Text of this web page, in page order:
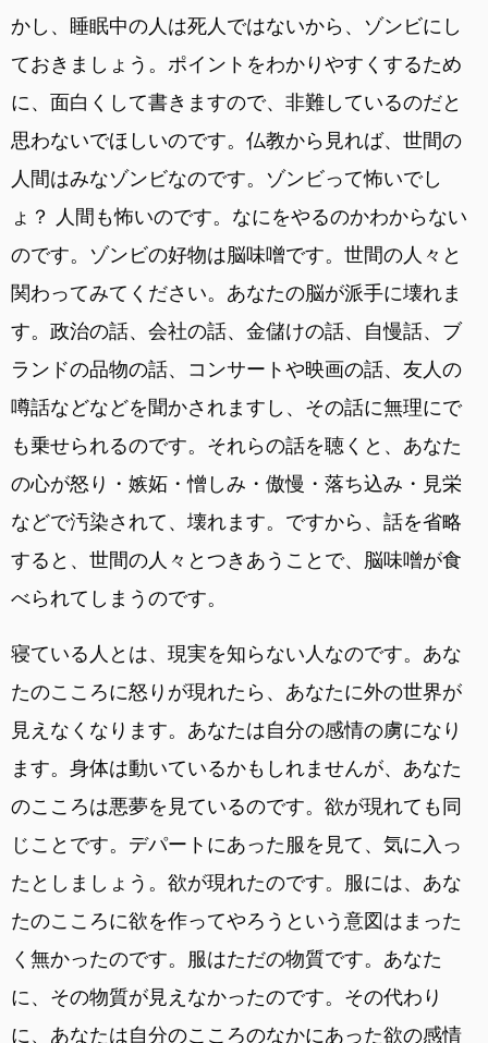
かし、睡眠中の人は死人ではないから、ゾンビにし
ておきましょう。ポイントをわかりやすくするため
に、面白くして書きますので、非難しているのだと
思わないでほしいのです。仏教から見れば、世間の
人間はみなゾンビなのです。ゾンビって怖いでし
ょ？ 人間も怖いのです。なにをやるのかわからない
のです。ゾンビの好物は脳味噌です。世間の人々と
関わってみてください。あなたの脳が派手に壊れま
す。政治の話、会社の話、金儲けの話、自慢話、ブ
ランドの品物の話、コンサートや映画の話、友人の
噂話などなどを聞かされますし、その話に無理にで
も乗せられるのです。それらの話を聴くと、あなた
の心が怒り・嫉妬・憎しみ・傲慢・落ち込み・見栄
などで汚染されて、壊れます。ですから、話を省略
すると、世間の人々とつきあうことで、脳味噌が食
べられてしまうのです。
寝ている人とは、現実を知らない人なのです。あな
たのこころに怒りが現れたら、あなたに外の世界が
見えなくなります。あなたは自分の感情の虜になり
ます。身体は動いているかもしれませんが、あなた
のこころは悪夢を見ているのです。欲が現れても同
じことです。デパートにあった服を見て、気に入っ
たとしましょう。欲が現れたのです。服には、あな
たのこころに欲を作ってやろうという意図はまった
く無かったのです。服はただの物質です。あなた
に、その物質が見えなかったのです。その代わり
に、あなたは自分のこころのなかにあった欲の感情